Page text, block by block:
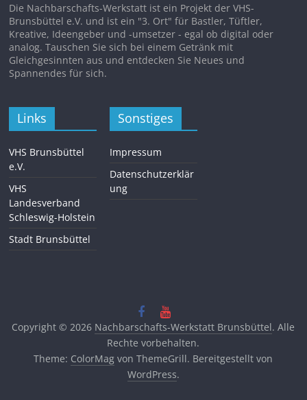
Die Nachbarschafts-Werkstatt ist ein Projekt der VHS-
Brunsbüttel e.V. und ist ein "3. Ort" für Bastler, Tüftler,
Kreative, Ideengeber und -umsetzer - egal ob digital oder
analog. Tauschen Sie sich bei einem Getränk mit
Gleichgesinnten aus und entdecken Sie Neues und
Spannendes für sich.
Links
VHS Brunsbüttel
e.V.
VHS
Landesverband
Schleswig-Holstein
Stadt Brunsbüttel
Sonstiges
Impressum
Datenschutzerklär
ung
Copyright © 2026 Nachbarschafts-Werkstatt Brunsbüttel. Alle
Rechte vorbehalten.
Theme: ColorMag von ThemeGrill. Bereitgestellt von
WordPress.